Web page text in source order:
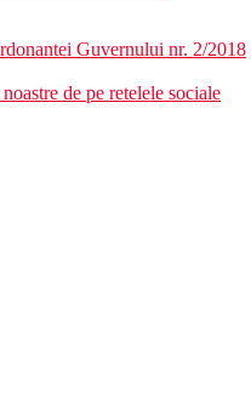
Guvernului nr. 2/2018
de pe retelele sociale